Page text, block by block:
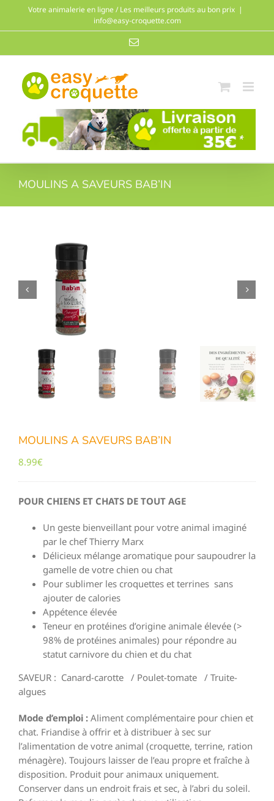
contenu
Votre animalerie en ligne / Les meilleurs produits au bon prix |
info@easy-croquette.com
Email
MOULINS A SAVEURS BAB’IN
MOULINS A SAVEURS BAB’IN
8.99€
POUR CHIENS ET CHATS DE TOUT AGE
Un geste bienveillant pour votre animal imaginé
par le chef Thierry Marx
Délicieux mélange aromatique pour saupoudrer la
gamelle de votre chien ou chat
Pour sublimer les croquettes et terrines sans
ajouter de calories
Appétence élevée
Teneur en protéines d’origine animale élevée (>
98% de protéines animales) pour répondre au
statut carnivore du chien et du chat
SAVEUR : Canard-carotte / Poulet-tomate / Truite-
algues
Mode d’emploi : Aliment complémentaire pour chien et
chat. Friandise à offrir et à distribuer à sec sur
l’alimentation de votre animal (croquette, terrine, ration
ménagère). Toujours laisser de l’eau propre et fraîche à
disposition. Produit pour animaux uniquement.
Conserver dans un endroit frais et sec, à l’abri du soleil.